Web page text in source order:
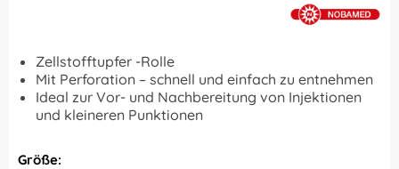
Zellstofftupfer -Rolle
Mit Perforation – schnell und einfach zu entnehmen
Ideal zur Vor- und Nachbereitung von Injektionen
und kleineren Punktionen
Größe: